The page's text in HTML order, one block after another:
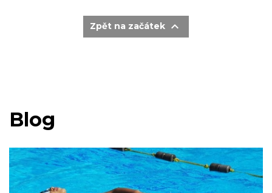
Zpět na začátek 
Blog